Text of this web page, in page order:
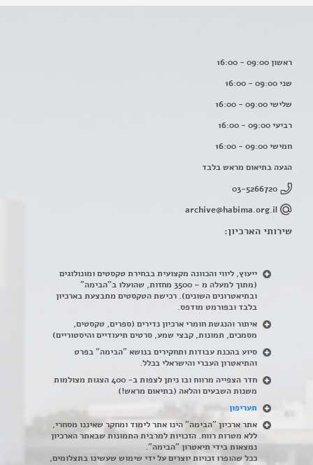
ראשון 09:00 - 16:00
שני 09:00 - 16:00
שלישי 09:00 - 16:00
רביעי 09:00 - 16:00
חמישי 09:00 - 16:00
הגעה בתיאום מראש בלבד
03-5266720
archive@habima.org.il
שירותי הארכיון:
ייעוץ, ליווי והכוונה מקצועית בבחירת טקסטים ומונולוגים
(מתוך למעלה מ – 3500 מחזות, שהועלו ב"הבימה"
ובתיאטרונים השונים). רכישת הטקסטים מתבצעת בארכיון
בלבד ובפורמט מודפס.
איתור והנגשת חומרי ארכיון נדירים (ספרים, טקסטים,
מסמכים, תמונות, קבצי שמע, סרטים תיעודיים והיסטוריים)
סיוע בהכנת עבודות ותחקירים בנושא "הבימה" בפרט
והתיאטרון העברי והישראלי בכלל.
חדר הצפייה מרווח ובו ניתן לצפות ב- 400 הצגות מצולמות
משנות השבעים והלאה (בתיאום מראש!)
תעריפון
אתר ארכיון "הבימה" הינו אתר לימוד ומחקר שאיננו מסחרי,
ללא מטרות רווח. הזכויות למרבית התמונות שבאתר הארכיון
נמצאות בידי תיאטרון "הבימה".
ככל שהופרו זכויות יוצרים על ידי שימוש שעשינו בתצלומים,